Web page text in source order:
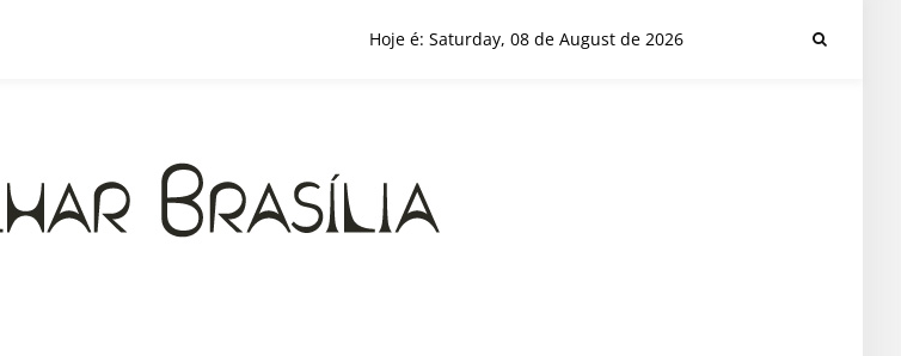
Hoje é: Saturday, 08 de August de 2026